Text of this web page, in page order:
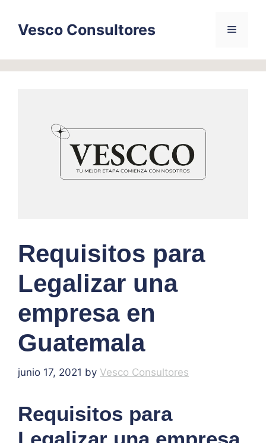
contentVesco Consultores Menu
Requisitos para
Legalizar una
empresa en
Guatemala
junio 17, 2021 by Vesco Consultores
Requisitos para